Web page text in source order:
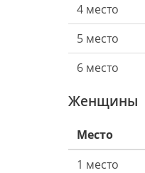
4 место
5 место
6 место
Женщины
Место
1 место